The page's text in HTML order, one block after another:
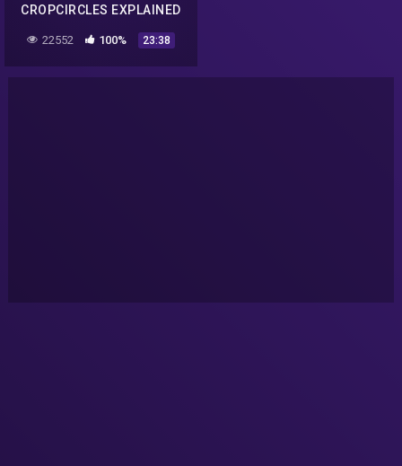
CROPCIRCLES EXPLAINED
©BeyporeSultan Vlog 103
22552 100% 23:38